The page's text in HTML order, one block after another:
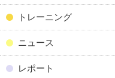
トレーニング
ニュース
レポート